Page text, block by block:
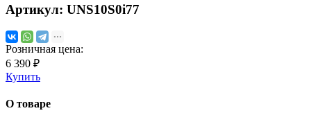
Артикул: UNS10S0i77
Розничная цена:
6 390 ₽
Купить
О товаре